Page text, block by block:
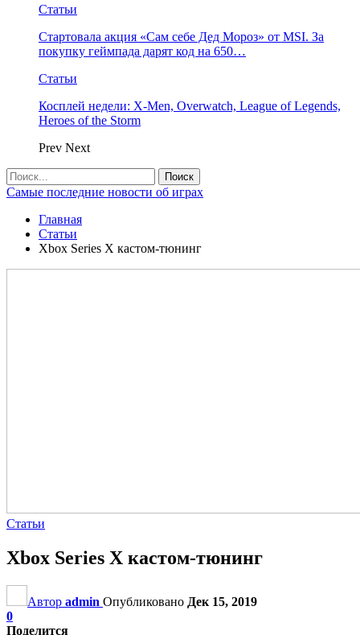
Статьи
Стартовала акция «Сам себе Дед Мороз» от MSI. За
покупку геймпада дарят код на 650…
Статьи
Косплей недели: X-Men, Overwatch, League of Legends,
Heroes of the Storm
Prev Next
Самые последние новости об играх
Главная
Статьи
Xbox Series X кастом-тюнинг
Статьи
Xbox Series X кастом-тюнинг
Автор admin Опубликовано Дек 15, 2019
0
Поделится